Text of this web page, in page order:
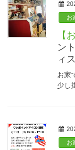
お
【おさえるトコはココ！！ワンポイ
ン
ィ
お家
少し
お